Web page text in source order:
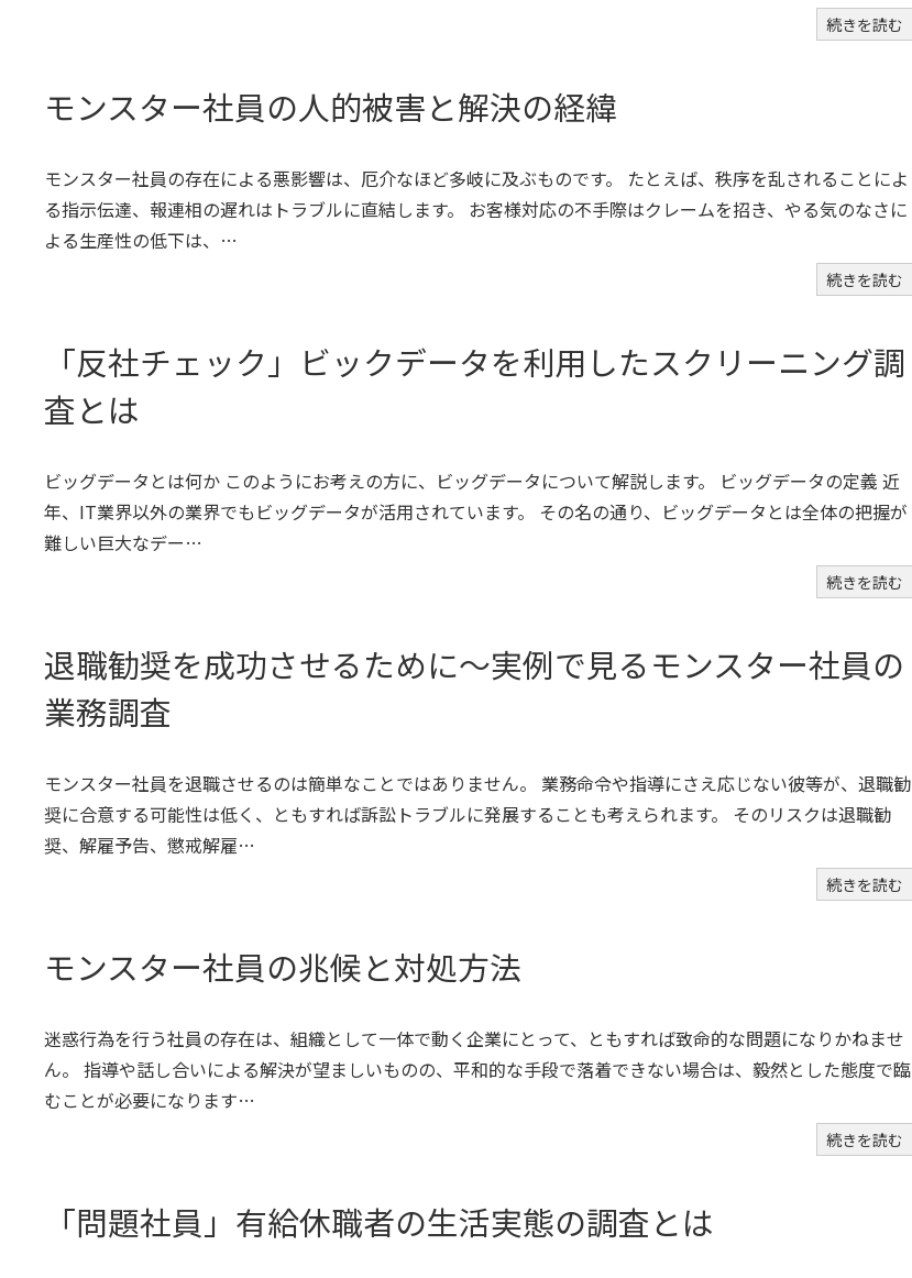
続きを読む
モンスター社員の人的被害と解決の経緯
モンスター社員の存在による悪影響は、厄介なほど多岐に及ぶものです。 たとえば、秩序を乱されることによ
る指示伝達、報連相の遅れはトラブルに直結します。 お客様対応の不手際はクレームを招き、やる気のなさに
よる生産性の低下は、…
続きを読む
「反社チェック」ビックデータを利用したスクリーニング調
査とは
ビッグデータとは何か このようにお考えの方に、ビッグデータについて解説します。 ビッグデータの定義 近
年、IT業界以外の業界でもビッグデータが活用されています。 その名の通り、ビッグデータとは全体の把握が
難しい巨大なデー…
続きを読む
退職勧奨を成功させるために～実例で見るモンスター社員の
業務調査
モンスター社員を退職させるのは簡単なことではありません。 業務命令や指導にさえ応じない彼等が、退職勧
奨に合意する可能性は低く、ともすれば訴訟トラブルに発展することも考えられます。 そのリスクは退職勧
奨、解雇予告、懲戒解雇…
続きを読む
モンスター社員の兆候と対処方法
迷惑行為を行う社員の存在は、組織として一体で動く企業にとって、ともすれば致命的な問題になりかねませ
ん。 指導や話し合いによる解決が望ましいものの、平和的な手段で落着できない場合は、毅然とした態度で臨
むことが必要になります…
続きを読む
「問題社員」有給休職者の生活実態の調査とは